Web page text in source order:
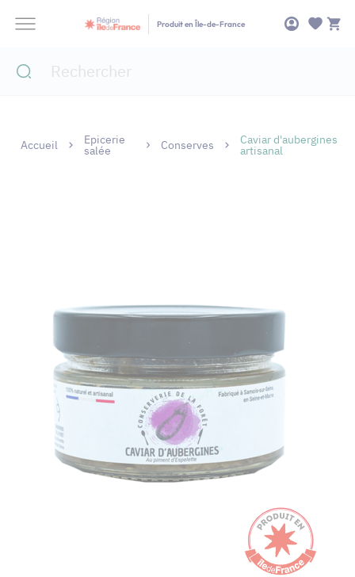
Produit en Île-de-France
Accueil Epicerie
salée Conserves Caviar d'aubergines
artisanal